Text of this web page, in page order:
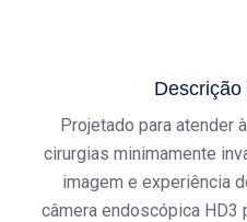
Projetado para atender
cirurgias minimamente
imagem e experiência
câmera endoscópica HD3